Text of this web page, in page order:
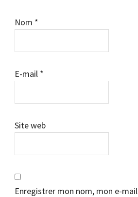
Nom *
E-mail *
Site web
Enregistrer mon nom, mon e-